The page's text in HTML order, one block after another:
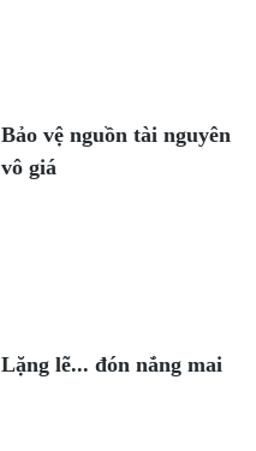
Bảo vệ nguồn tài nguyên
vô giá
Lặng lẽ... đón nắng mai